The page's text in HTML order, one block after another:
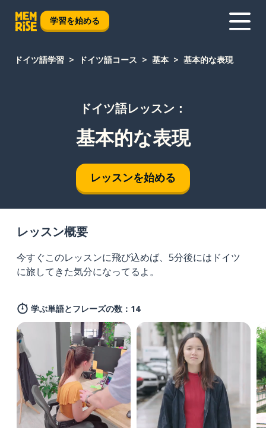
学習を始める
ドイツ語学習 ドイツ語コース 基本 基本的な表現
ドイツ語レッスン：
基本的な表現
レッスンを始める
レッスン概要
今すぐこのレッスンに飛び込めば、5分後にはドイツ
に旅してきた気分になってるよ。
学ぶ単語とフレーズの数：14